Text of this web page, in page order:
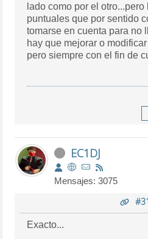
lado como por el
puntuales que por sentido
tomarse en cuenta para no
hay que mejorar o
pero siempre con el fin de
EC1DJ
Mensajes: 3075
Exacto...